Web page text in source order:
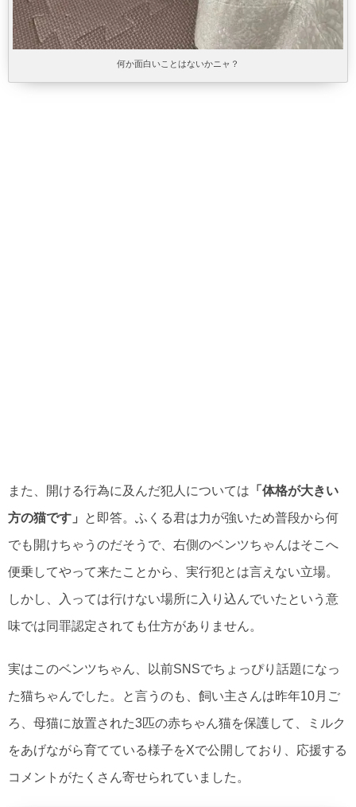
何か面白いことはないかニャ？
また、開ける行為に及んだ犯人については 「体格が大きい
方の猫です」
と即答。ふくる君は力が強いため普段から何
でも開けちゃうのだそうで、右側のベンツちゃんはそこへ
便乗してやって来たことから、実行犯とは言えない立場。
しかし、入っては行けない場所に入り込んでいたという意
味では同罪認定されても仕方がありません。
実はこのベンツちゃん、以前SNSでちょっぴり話題になっ
た猫ちゃんでした。と言うのも、飼い主さんは昨年10月ご
ろ、母猫に放置された3匹の赤ちゃん猫を保護して、ミルク
をあげながら育てている様子をXで公開しており、応援する
コメントがたくさん寄せられていました。